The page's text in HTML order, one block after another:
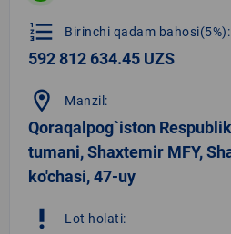
format_list_numbered Birinchi qadam bahosi(5%):
592 812 634.45 UZS
location_on Manzil:
Qoraqalpog`iston
tumani, Shaxtemir MFY,
ko'chasi, 47-uy
priority_high Lot holati: